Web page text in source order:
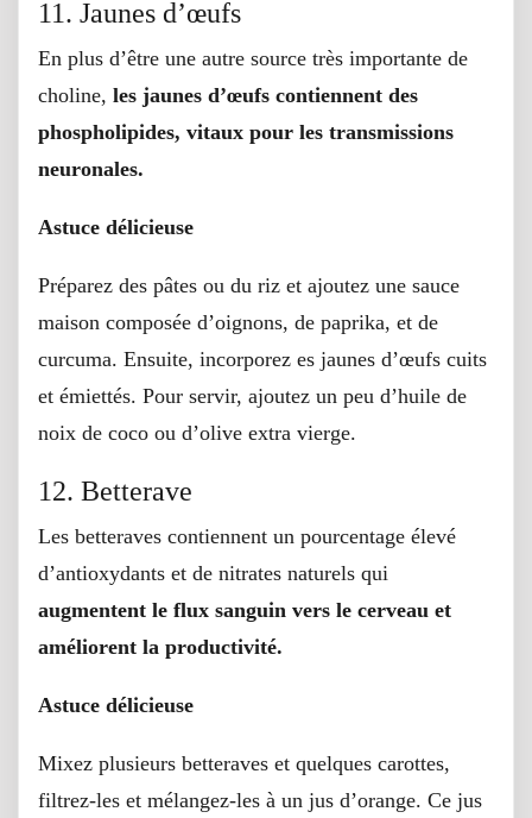
11. Jaunes d’œufs
En plus d’être une autre source très importante de
choline, les jaunes d’œufs contiennent des
phospholipides, vitaux pour les transmissions
neuronales.
Astuce délicieuse
Préparez des pâtes ou du riz et ajoutez une sauce
maison composée d’oignons, de paprika, et de
curcuma. Ensuite, incorporez es jaunes d’œufs cuits
et émiettés. Pour servir, ajoutez un peu d’huile de
noix de coco ou d’olive extra vierge.
12. Betterave
Les betteraves contiennent un pourcentage élevé
d’antioxydants et de nitrates naturels qui
augmentent le flux sanguin vers le cerveau et
améliorent la productivité.
Astuce délicieuse
Mixez plusieurs betteraves et quelques carottes,
filtrez-les et mélangez-les à un jus d’orange. Ce jus